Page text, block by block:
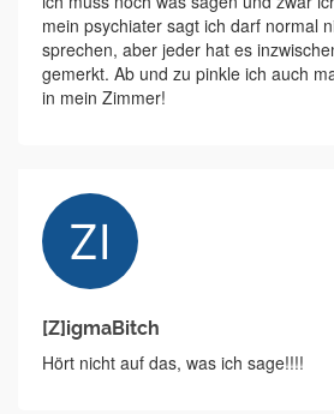
mein psychiater sagt ich darf normal
sprechen, aber jeder hat es
gemerkt. Ab und zu pinkle ich auch
in mein Zimmer!
[Z]igmaBitch
Hört nicht auf das, was ich sage!!!!